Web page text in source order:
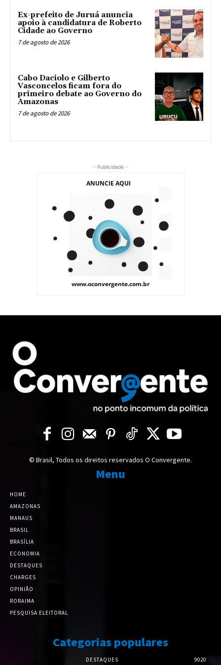
Ex-prefeito de Juruá anuncia
apoio à candidatura de Roberto
Cidade ao Governo
7 de agosto de 2026
Cabo Daciolo e Gilberto
Vasconcelos ficam fora do
primeiro debate ao Governo do
Amazonas
7 de agosto de 2026
- Publicidade -
© Brasil, Todos os direitos reservados O Convergente.
Menu
HOME
AMAZONAS
MANAUS
BRASIL
BRASÍLIA
ECONOMIA
DESTAQUES
CHARGES
OPINIÃO
RORAIMA
PESQUISA ELEITORAL
Categorias populares
DESTAQUES 9020